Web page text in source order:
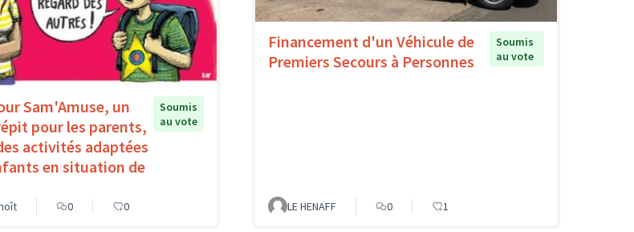
Sam'Amuse, un
pour les parents,
activités adaptées
en situation de
Soumis
au vote
0 0
Financement d'un Véhicule de
Premiers Secours à Personnes
Soumis
au vote
LE HENAFF 0 1